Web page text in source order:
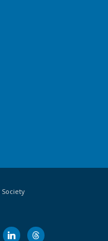
linkedinthreads